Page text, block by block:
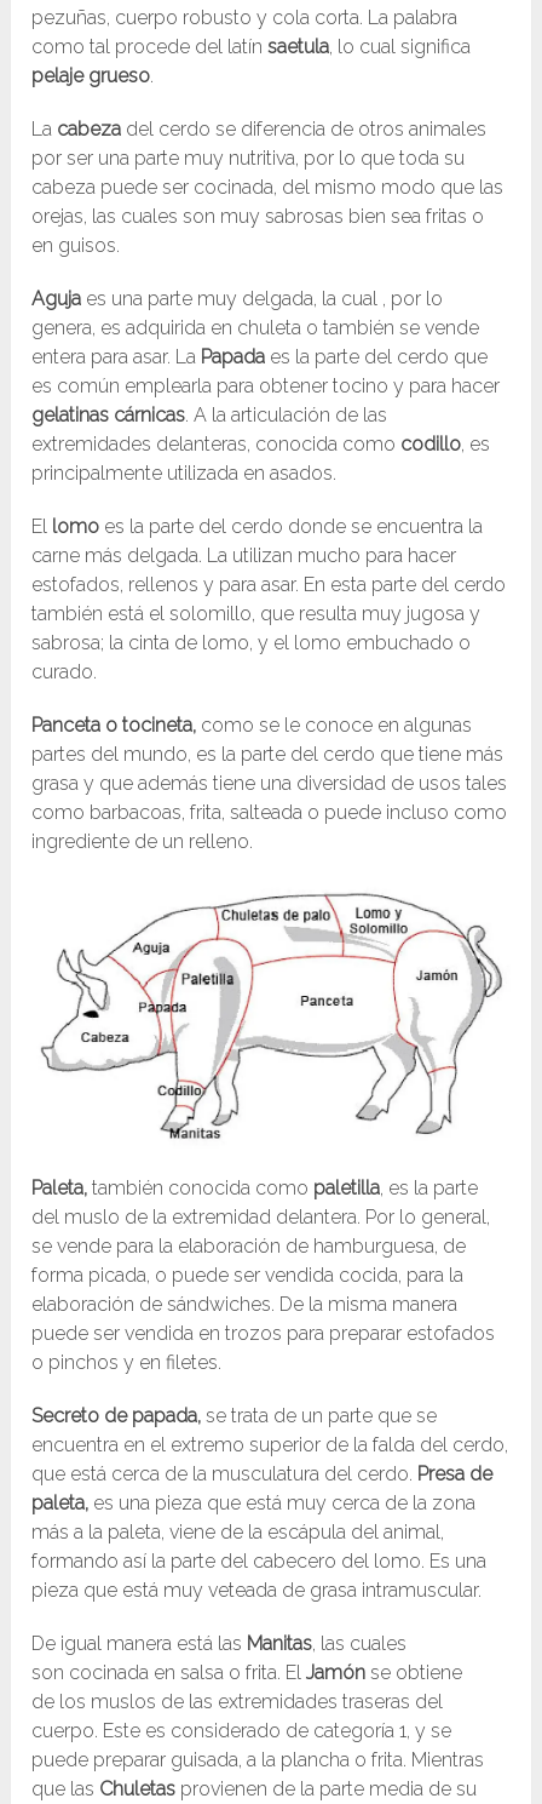
pezuñas, cuerpo robusto y cola corta. La palabra
como tal procede del latín saetula, lo cual significa
pelaje grueso.
La cabeza del cerdo se diferencia de otros animales
por ser una parte muy nutritiva, por lo que toda su
cabeza puede ser cocinada, del mismo modo que las
orejas, las cuales son muy sabrosas bien sea fritas o
en guisos.
Aguja es una parte muy delgada, la cual , por lo
genera, es adquirida en chuleta o también se vende
entera para asar. La Papada es la parte del cerdo que
es común emplearla para obtener tocino y para hacer
gelatinas cárnicas. A la articulación de las
extremidades delanteras, conocida como codillo, es
principalmente utilizada en asados.
El lomo es la parte del cerdo donde se encuentra la
carne más delgada. La utilizan mucho para hacer
estofados, rellenos y para asar. En esta parte del cerdo
también está el solomillo, que resulta muy jugosa y
sabrosa; la cinta de lomo, y el lomo embuchado o
curado.
Panceta o tocineta, como se le conoce en algunas
partes del mundo, es la parte del cerdo que tiene más
grasa y que además tiene una diversidad de usos tales
como barbacoas, frita, salteada o puede incluso como
ingrediente de un relleno.
Paleta,también conocida como paletilla , es la parte
del muslo de la extremidad delantera. Por lo general,
se vende para la elaboración de hamburguesa, de
forma picada, o puede ser vendida cocida, para la
elaboración de sándwiches. De la misma manera
puede ser vendida en trozos para preparar estofados
o pinchos y en filetes.
Secreto de papada,se trata de un parte que se
encuentra en el extremo superior de la falda del cerdo,
que está cerca de la musculatura del cerdo. Presa de
paleta, es una pieza que está muy cerca de la zona
más a la paleta, viene de la escápula del animal,
formando así la parte del cabecero del lomo. Es una
pieza que está muy veteada de grasa intramuscular.
De igual manera está las Manitas , las cuales
son cocinada en salsa o frita. ElJamónse obtiene
de los muslos de las extremidades traseras del
cuerpo. Este es considerado de categoría 1, y se
puede preparar guisada, a la plancha o frita. Mientras
que las Chuletas provienen de la parte media de su